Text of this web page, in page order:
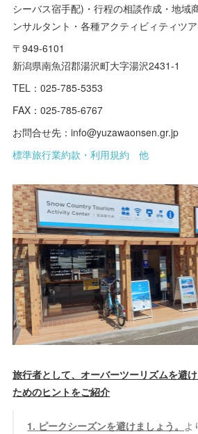
シーバス宿手配)・行程の相談作成・地域
ンサルタント・各種アクティビィティツ
〒949-6101
新潟県南魚沼郡湯沢町大字湯沢2431-1
TEL：025-785-5353
FAX：025-785-6767
お問合せ先：info@yuzawaonsen.gr.jp
標準旅行業約款・利用規約 他
旅行者として、オーバーツーリズムを避
ためのヒントをご紹介
1. ピークシーズンを避けましょう。 よ